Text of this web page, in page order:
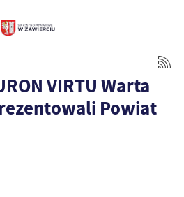
VIRTU Warta
Powiat